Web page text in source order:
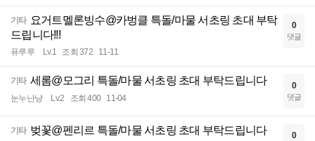
기타 요거트멜론빙수@카벙클 특돌/마물 서초링 초대 부탁
드립니다!!!
퓨루루 Lv.1 조회 372 11-11
0
댓글
기타 세롬@모그리 특돌/마물 서초링 초대 부탁드립니다
눈누난냥 Lv.2 조회 400 11-04
0
댓글
기타 벚꽃@펜리르 특돌/마물 서초링 초대 부탁드립니다 0